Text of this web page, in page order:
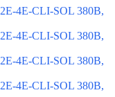
4E-CLI-SOL 380В,
4E-CLI-SOL 380В,
4E-CLI-SOL 380В,
4E-CLI-SOL 380В,